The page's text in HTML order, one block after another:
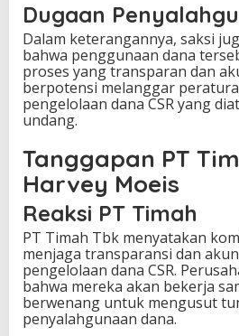
Dugaan
Dalam keterangannya, saksi
bahwa penggunaan dana
proses yang transparan dan
berpotensi melanggar
pengelolaan dana CSR yang
undang.
Tanggapan PT
Harvey Moeis
Reaksi PT Timah
PT Timah Tbk menyatakan
menjaga transparansi dan
pengelolaan dana CSR.
bahwa mereka akan bekerja
berwenang untuk mengusut
penyalahgunaan dana.